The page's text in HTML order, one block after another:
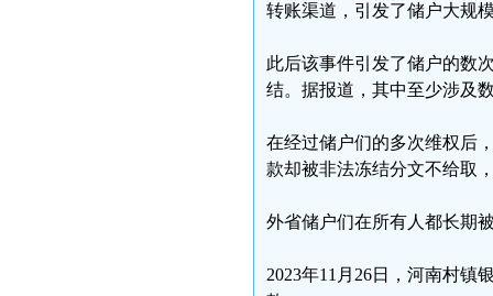
转账渠道，引发了储户大规
此后该事件引发了储户的数
结。据报道，其中至少涉及
在经过储户们的多次维权后
款却被非法冻结分文不给取
外省储户们在所有人都长期
2023年11月26日，河南村镇